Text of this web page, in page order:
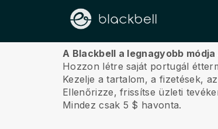
Rólunk
A Blackbell a legnagyobb
Hozzon létre saját portugál
Kezelje a tartalom, a fizetések,
Ellenőrizze, frissítse üzleti
Mindez csak 5 $ havonta.